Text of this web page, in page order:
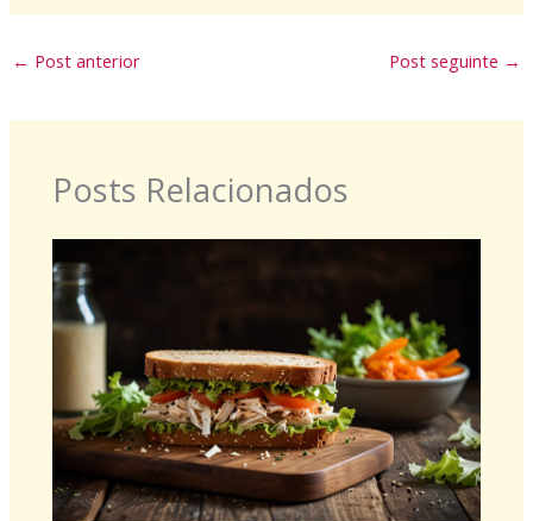
← Post anterior Post seguinte →
Posts Relacionados